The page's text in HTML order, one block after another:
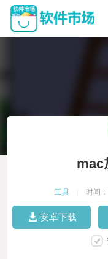
mac
工具 时间
安卓下载